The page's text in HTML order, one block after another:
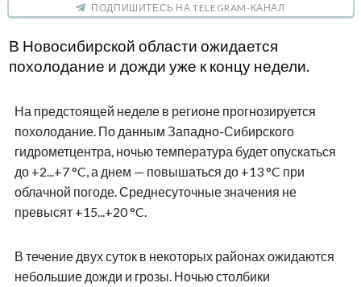
ПОДПИШИТЕСЬ НА TELEGRAM-КАНАЛ
В Новосибирской области ожидается
похолодание и дожди уже к концу недели.
На предстоящей неделе в регионе прогнозируется
похолодание. По данным Западно-Сибирского
гидрометцентра, ночью температура будет опускаться
до +2...+7 °C, а днем — повышаться до +13 °C при
облачной погоде. Среднесуточные значения не
превысят +15...+20 °C.
В течение двух суток в некоторых районах ожидаются
небольшие дожди и грозы. Ночью столбики